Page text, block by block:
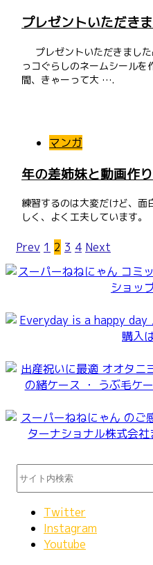
プレゼントいただき
プレゼントいただきました
っコぐらしのネームシール
間、きゃーって大 ….
マンガ
年の差姉妹と動画作
練習するのは大変だけど、面
しく、よく工夫しています。
Prev 1 2 3 4 Next
Twitter
Instagram
Youtube